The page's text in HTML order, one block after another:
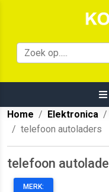
Home
Elektronica
telefoon autoladers
telefoon
MERK: